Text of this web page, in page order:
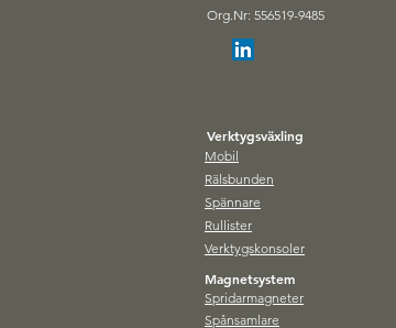
press till kund i Småland.Org.Nr: 556519-9485
Verktygsväxling
Mobil
Rälsbunden
Spännare
Rullister
Verktygskonsoler
Magnetsystem
Spridarmagneter
Spånsamlare